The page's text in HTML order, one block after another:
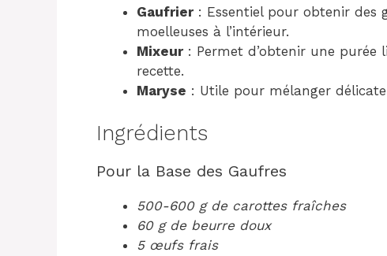
Gaufrier: Essentiel pour obtenir des
moelleuses à l’intérieur.
Mixeur: Permet d’obtenir une purée
recette.
Maryse : Utile pour mélanger
Ingrédients
Pour la Base des Gaufres
500-600 g de carottes fraîches
60 g de beurre doux
5 œufs frais